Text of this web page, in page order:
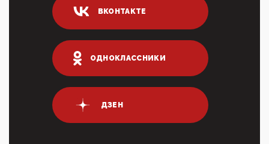
ИНН для переводов по СБП это первый шаг из
логических двухЗаполнение ИНН при любых
переводах по ...
03:35, 10 Апреля 2026
Суммарное вознаграждение менеджменту в 15
крупных банках по итогам 2025 года превысило 63
03:01, 10 Апреля 2026
Террорист и убийца Буданов вальяжно сообщил,
что союзники просили Киев не наносить удары по
ВКОНТАКТЕ
ОДНОКЛАССНИКИ
ДЗЕН